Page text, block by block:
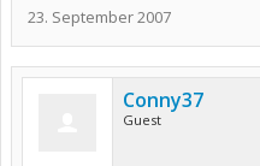
23. September 2007
Conny37
Guest